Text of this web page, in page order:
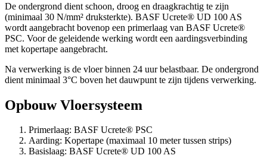
De ondergrond dient schoon, droog en draagkrachtig te zijn
(minimaal 30 N/mm² druksterkte). BASF Ucrete® UD 100 AS
wordt aangebracht bovenop een primerlaag van BASF Ucrete®
PSC. Voor de geleidende werking wordt een aardingsverbinding
met kopertape aangebracht.
Na verwerking is de vloer binnen 24 uur belastbaar. De ondergrond
dient minimaal 3°C boven het dauwpunt te zijn tijdens verwerking.
Opbouw Vloersysteem
Primerlaag: BASF Ucrete® PSC
Aarding: Kopertape (maximaal 10 meter tussen strips)
Basislaag: BASF Ucrete® UD 100 AS